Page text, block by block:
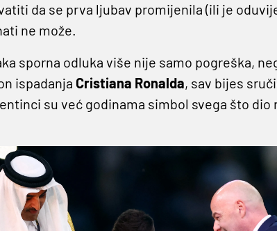
da se prva ljubav promijenila (ili je
ne može.
sporna odluka više nije samo pogreška,
ispadanja Cristiana Ronalda, sav bijes
su već godinama simbol svega što dio